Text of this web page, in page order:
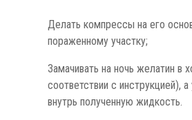
Делать компрессы на его
пораженному участку;
Замачивать на ночь желатин в
соответствии с инструкцией),
внутрь полученную жидкость.